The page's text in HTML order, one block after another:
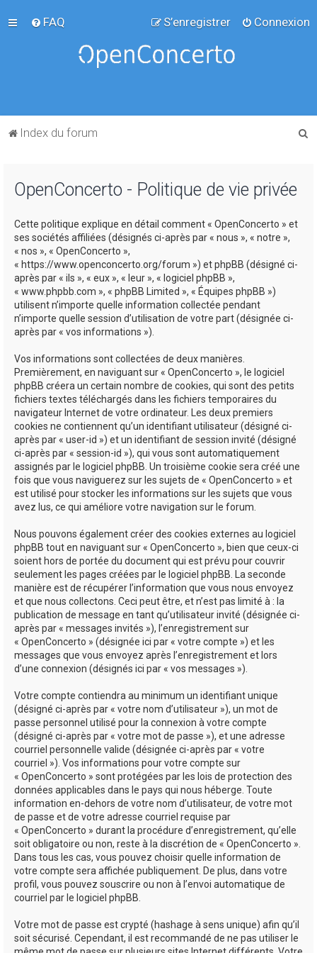
FAQ Connexion
S’enregistrer
Index du forum
OpenConcerto - Politique de vie privée
Cette politique explique en détail comment « OpenConcerto » et
ses sociétés affiliées (désignés ci-après par « nous », « notre »,
« nos », « OpenConcerto »,
« https://www.openconcerto.org/forum ») et phpBB (désigné ci-
après par « ils », « eux », « leur », « logiciel phpBB »,
« www.phpbb.com », « phpBB Limited », « Équipes phpBB »)
utilisent n’importe quelle information collectée pendant
n’importe quelle session d’utilisation de votre part (désignée ci-
après par « vos informations »).
Vos informations sont collectées de deux manières.
Premièrement, en naviguant sur « OpenConcerto », le logiciel
phpBB créera un certain nombre de cookies, qui sont des petits
fichiers textes téléchargés dans les fichiers temporaires du
navigateur Internet de votre ordinateur. Les deux premiers
cookies ne contiennent qu’un identifiant utilisateur (désigné ci-
après par « user-id ») et un identifiant de session invité (désigné
ci-après par « session-id »), qui vous sont automatiquement
assignés par le logiciel phpBB. Un troisième cookie sera créé une
fois que vous naviguerez sur les sujets de « OpenConcerto » et
est utilisé pour stocker les informations sur les sujets que vous
avez lus, ce qui améliore votre navigation sur le forum.
Nous pouvons également créer des cookies externes au logiciel
phpBB tout en naviguant sur « OpenConcerto », bien que ceux-ci
soient hors de portée du document qui est prévu pour couvrir
seulement les pages créées par le logiciel phpBB. La seconde
manière est de récupérer l’information que vous nous envoyez
et que nous collectons. Ceci peut être, et n’est pas limité à : la
publication de message en tant qu’utilisateur invité (désignée ci-
après par « messages invités »), l’enregistrement sur
« OpenConcerto » (désignée ici par « votre compte ») et les
messages que vous envoyez après l’enregistrement et lors
d’une connexion (désignés ici par « vos messages »).
Votre compte contiendra au minimum un identifiant unique
(désigné ci-après par « votre nom d’utilisateur »), un mot de
passe personnel utilisé pour la connexion à votre compte
(désigné ci-après par « votre mot de passe »), et une adresse
courriel personnelle valide (désignée ci-après par « votre
courriel »). Vos informations pour votre compte sur
« OpenConcerto » sont protégées par les lois de protection des
données applicables dans le pays qui nous héberge. Toute
information en-dehors de votre nom d’utilisateur, de votre mot
de passe et de votre adresse courriel requise par
« OpenConcerto » durant la procédure d’enregistrement, qu’elle
soit obligatoire ou non, reste à la discrétion de « OpenConcerto ».
Dans tous les cas, vous pouvez choisir quelle information de
votre compte sera affichée publiquement. De plus, dans votre
profil, vous pouvez souscrire ou non à l’envoi automatique de
courriel par le logiciel phpBB.
Votre mot de passe est crypté (hashage à sens unique) afin qu’il
soit sécurisé. Cependant, il est recommandé de ne pas utiliser le